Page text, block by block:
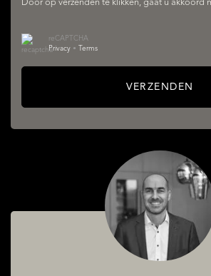
Door op verzenden te klikken, gaat u akkoord
reCAPTCHA
Privacy • Terms
VERZENDEN
DIENSTEN